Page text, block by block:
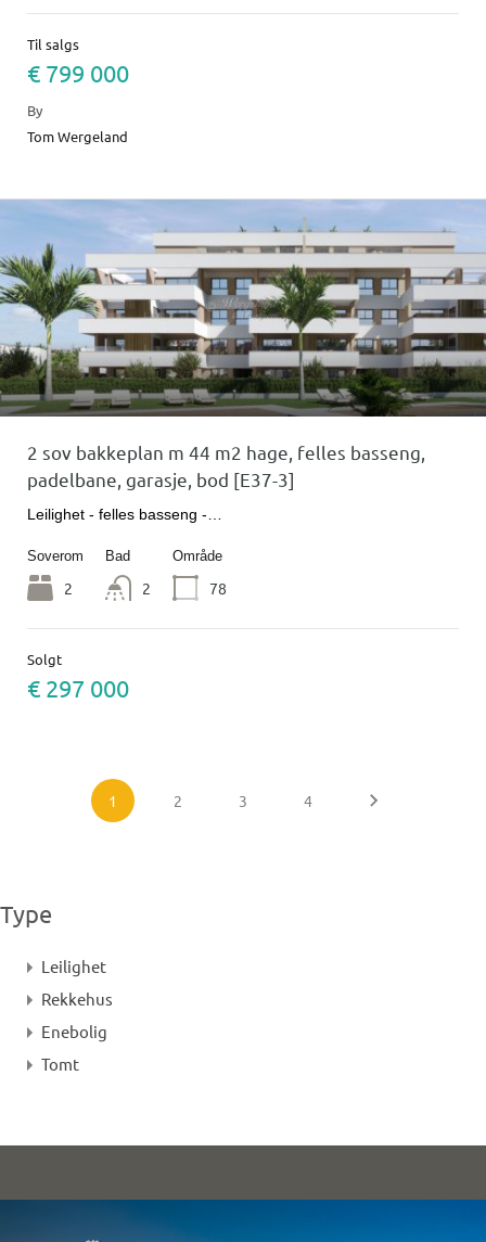
Til salgs
€ 799 000
By
Tom Wergeland
2 sov bakkeplan m 44 m2 hage, felles basseng,
padelbane, garasje, bod [E37-3]
Leilighet - felles basseng -…
Soverom
2
Bad
2
Område
78
Solgt
€ 297 000
1 2 3 4
Type
Leilighet
Rekkehus
Enebolig
Tomt